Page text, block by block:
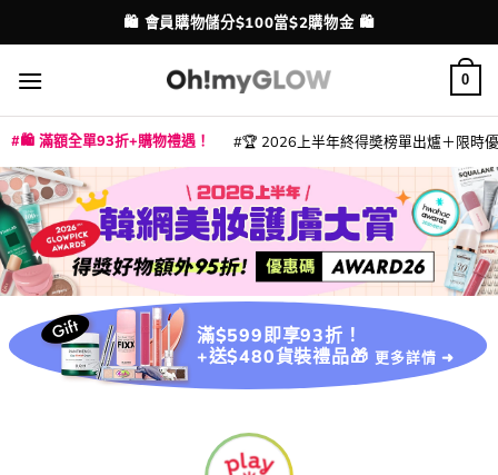
to
content
配送港澳
🛍️ 會員購物儲分$100當$2購物金 🛍️
0
🛍️ 滿額全單93折+購物禮遇！ 🏆 2026上半年終得奬榜單出爐＋限時
滿$599即享93折！
+送$480貨裝禮品🎁 更多詳情 ➜